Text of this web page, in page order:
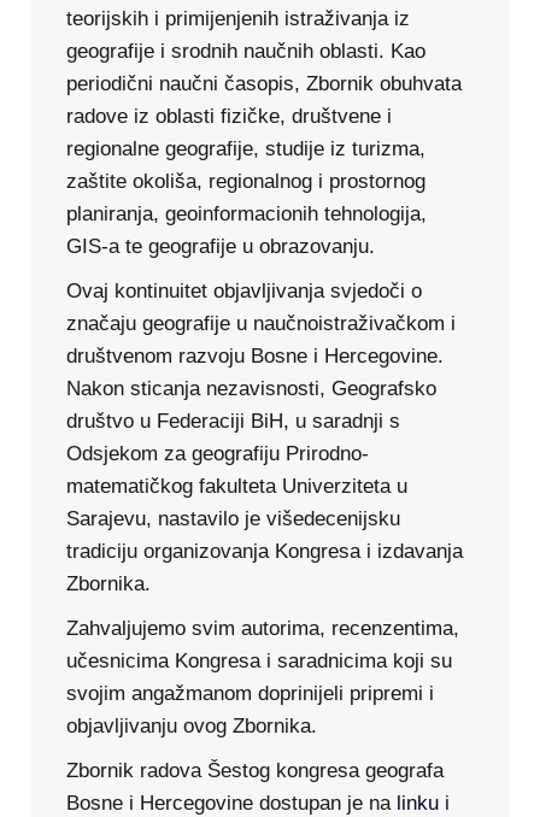
teorijskih i primijenjenih istraživanja iz
geografije i srodnih naučnih oblasti. Kao
periodični naučni časopis, Zbornik obuhvata
radove iz oblasti fizičke, društvene i
regionalne geografije, studije iz turizma,
zaštite okoliša, regionalnog i prostornog
planiranja, geoinformacionih tehnologija,
GIS-a te geografije u obrazovanju.
Ovaj kontinuitet objavljivanja svjedoči o
značaju geografije u naučnoistraživačkom i
društvenom razvoju Bosne i Hercegovine.
Nakon sticanja nezavisnosti, Geografsko
društvo u Federaciji BiH, u saradnji s
Odsjekom za geografiju Prirodno-
matematičkog fakulteta Univerziteta u
Sarajevu, nastavilo je višedecenijsku
tradiciju organizovanja Kongresa i izdavanja
Zbornika.
Zahvaljujemo svim autorima, recenzentima,
učesnicima Kongresa i saradnicima koji su
svojim angažmanom doprinijeli pripremi i
objavljivanju ovog Zbornika.
Zbornik radova Šestog kongresa geografa
Bosne i Hercegovine dostupan je na linku i